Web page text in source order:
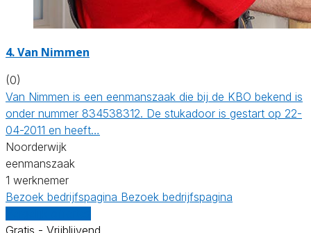
4. Van Nimmen
(0)
Van Nimmen is een eenmanszaak die bij de KBO bekend is
onder nummer 834538312. De stukadoor is gestart op 22-
04-2011 en heeft…
Noorderwijk
eenmanszaak
1 werknemer
Bezoek bedrijfspagina Bezoek bedrijfspagina
Gratis - Vrijblijvend